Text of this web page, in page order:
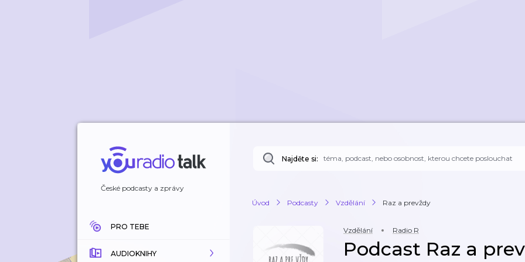
České podcasty a zprávy
PRO TEBE
AUDIOKNIHY
Najděte si:
Úvod Podcasty Vzdělání Raz a prevždy
Vzdělání Radio R
Podcast Raz a